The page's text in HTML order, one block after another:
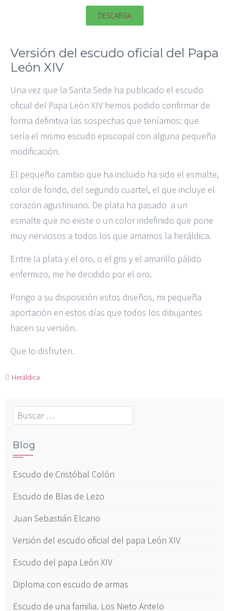
DESCARGA
Versión del escudo oficial del Papa
León XIV
Una vez que la Santa Sede ha publicado el escudo
oficial del Papa León XIV hemos podido confirmar de
forma definitiva las sospechas que teníamos: que
sería el mismo escudo episcopal con alguna pequeña
modificación.
El pequeño cambio que ha incluido ha sido el esmalte,
color de fondo, del segundo cuartel, el que incluye el
corazón agustiniano. De plata ha pasado a un
esmalte que no existe o un color indefinido que pone
muy nerviosos a todos los que amamos la heráldica.
Entre la plata y el oro, o el gris y el amarillo pálido
enfermizo, me he decidido por el oro.
Pongo a su disposición estos diseños, mi pequeña
aportación en estos días que todos los dibujantes
hacen su versión.
Que lo disfruten.
Heráldica
Blog
Escudo de Cristóbal Colón
Escudo de Blas de Lezo
Juan Sebastián Elcano
Versión del escudo oficial del papa León XIV
Escudo del papa León XIV
Diploma con escudo de armas
Escudo de una familia. Los Nieto Antelo